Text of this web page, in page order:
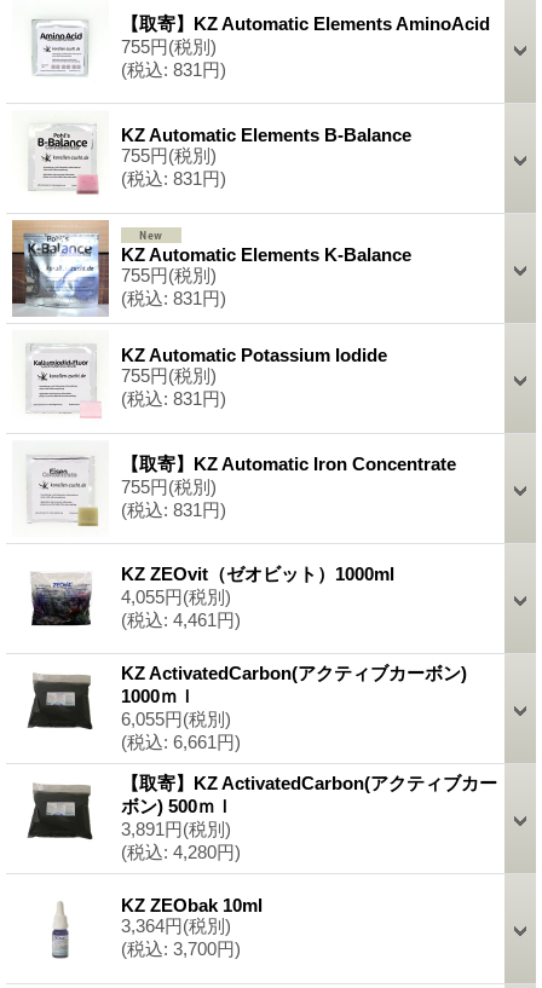
【取寄】KZ Automatic Elements AminoAcid
755円(税別)
(税込: 831円)
KZ Automatic Elements B-Balance
755円(税別)
(税込: 831円)
KZ Automatic Elements K-Balance
755円(税別)
(税込: 831円)
KZ Automatic Potassium Iodide
755円(税別)
(税込: 831円)
【取寄】KZ Automatic Iron Concentrate
755円(税別)
(税込: 831円)
KZ ZEOvit（ゼオビット）1000ml
4,055円(税別)
(税込: 4,461円)
KZ ActivatedCarbon(アクティブカーボン)
1000ｍｌ
6,055円(税別)
(税込: 6,661円)
【取寄】KZ ActivatedCarbon(アクティブカー
ボン) 500ｍｌ
3,891円(税別)
(税込: 4,280円)
KZ ZEObak 10ml
3,364円(税別)
(税込: 3,700円)